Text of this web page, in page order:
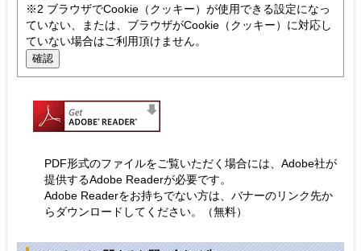
※2 ブラウザでCookie（クッキー）が使用できる設定になっ
ていない、または、ブラウザがCookie（クッキー）に対応し
ていない場合はご利用頂けません。
PDF形式のファイルをご覧いただく場合には、Adobe社が
提供するAdobe Readerが必要です。
Adobe Readerをお持ちでない方は、バナーのリンク先か
らダウンロードしてください。（無料）